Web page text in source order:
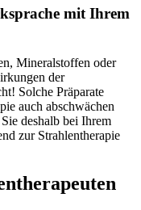
mit Ihrem
Mineralstoffen oder
der
Solche Präparate
auch abschwächen
deshalb bei Ihrem
zur Strahlentherapie